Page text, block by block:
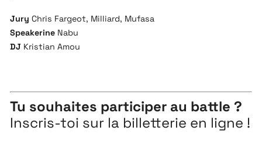
Jury Chris Fargeot, Milliard, Mufasa
Speakerine Nabu
DJ Kristian Amou
Tu souhaites participer au battle ?
Inscris-toi sur la billetterie en ligne !